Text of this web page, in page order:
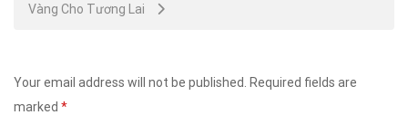
Vàng Cho Tương Lai
Your email address will not be published.
Required fields are
marked *